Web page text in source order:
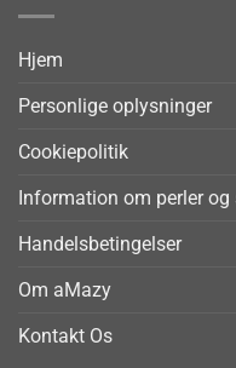
Hjem
Personlige oplysninger
Cookiepolitik
Information om perler
Handelsbetingelser
Om aMazy
Kontakt Os